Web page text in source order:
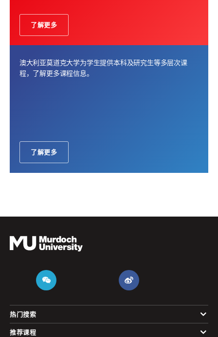
了解更多
澳大利亚莫道克大学为学生提供本科及研究生等多层次课
程，了解更多课程信息。
了解更多
热门搜索
推荐课程